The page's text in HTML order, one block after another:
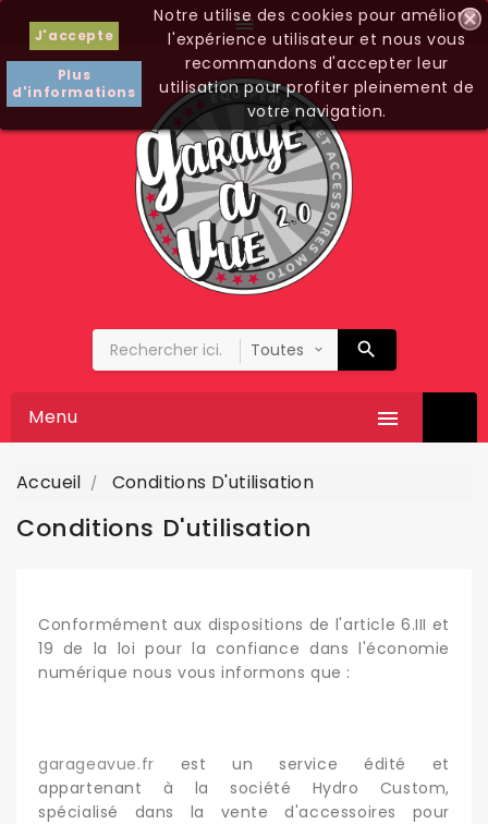

J'accepte
Plus
d'informations
Notre utilise des cookies pour améliorer
l'expérience utilisateur et nous vous
recommandons d'accepter leur
utilisation pour profiter pleinement de
votre navigation.

Menu
Accueil Conditions D'utilisation
Conditions D'utilisation
Conformément aux dispositions de l'article 6.III et
19 de la loi pour la confiance dans l'économie
numérique nous vous informons que :
garageavue.fr est un service édité et
appartenant à la société Hydro Custom,
spécialisé dans la vente d'accessoires pour